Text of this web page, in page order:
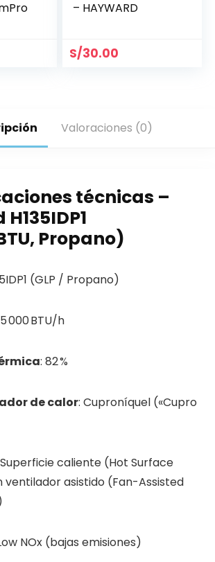
– HAYWARD
S/30.00
Valoraciones (0)
técnicas –
Propano)
(GLP / Propano)
000 BTU/h
: 82 %
de calor: Cuproníquel («Cupro
caliente (Hot Surface
ventilador asistido (Fan-Assisted
NOx (bajas emisiones)